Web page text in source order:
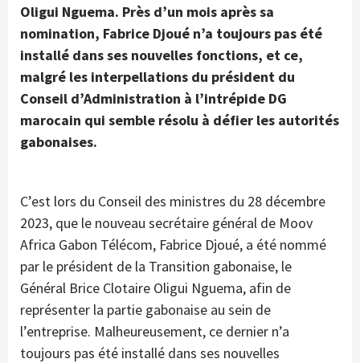
Oligui Nguema. Près d’un mois après sa
nomination, Fabrice Djoué n’a toujours pas été
installé dans ses nouvelles fonctions, et ce,
malgré les interpellations du président du
Conseil d’Administration à l’intrépide DG
marocain qui semble résolu à défier les autorités
gabonaises.
C’est lors du Conseil des ministres du 28 décembre
2023, que le nouveau secrétaire général de Moov
Africa Gabon Télécom, Fabrice Djoué, a été nommé
par le président de la Transition gabonaise, le
Général Brice Clotaire Oligui Nguema, afin de
représenter la partie gabonaise au sein de
l’entreprise. Malheureusement, ce dernier n’a
toujours pas été installé dans ses nouvelles